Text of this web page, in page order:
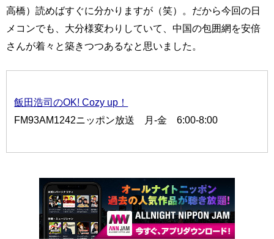
高橋）読めばすぐに分かりますが（笑）。だから今回の日
メコンでも、大分様変わりしていて、中国の包囲網を安倍
さんが着々と築きつつあるなと思いました。
飯田浩司のOK! Cozy up！
FM93AM1242ニッポン放送 月-金 6:00-8:00